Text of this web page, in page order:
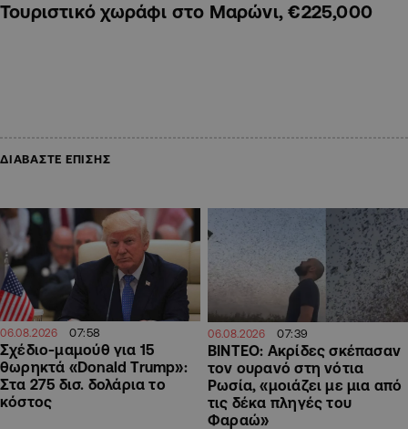
Τουριστικό χωράφι στο Μαρώνι, €225,000
ΔΙΑΒΑΣΤΕ ΕΠΙΣΗΣ
06.08.2026 07:58
Σχέδιο-μαμούθ για 15
θωρηκτά «Donald Trump»:
Στα 275 δισ. δολάρια το
κόστος
06.08.2026 07:39
ΒΙΝΤΕΟ: Ακρίδες σκέπασαν
τον ουρανό στη νότια
Ρωσία, «μοιάζει με μια από
τις δέκα πληγές του
Φαραώ»